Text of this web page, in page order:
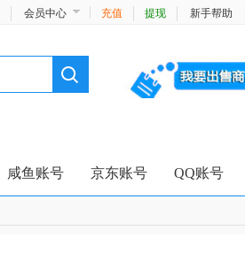
会员中心 充值 提现 新手帮助
咸鱼账号 京东账号 QQ账号